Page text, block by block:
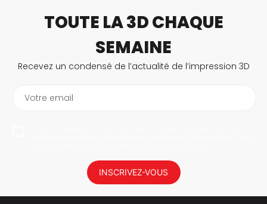
TOUTE LA 3D CHAQUE
SEMAINE
Recevez un condensé de l’actualité de l’impression 3D
Votre email
INSCRIVEZ-VOUS